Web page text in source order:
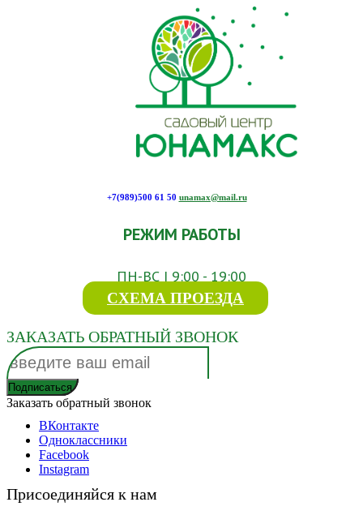
+7(989)500 61 50 unamax@mail.ru
РЕЖИМ РАБОТЫ
ПН-ВС | 9:00 - 19:00
СХЕМА ПРОЕЗДА
ЗАКАЗАТЬ ОБРАТНЫЙ ЗВОНОК
Заказать обратный звонок
ВКонтакте
Одноклассники
Facebook
Instagram
Присоединяйся к нам